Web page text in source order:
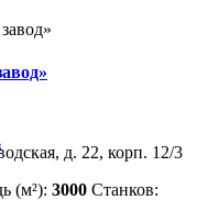
д. 22, корп. 12/3
(м²): 3000 Станков: